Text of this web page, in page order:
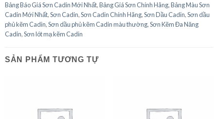
Bảng Báo Giá Sơn Cadin Mới Nhất,Bảng Giá Sơn Chính Hãng,Bảng Màu Sơn
Cadin Mới Nhất,Sơn Cadin,Sơn Cadin Chính Hãng,Sơn Dầu Cadin,Sơn dầu
phủ kẽm Cadin,Sơn dầu phủ kẽm Cadin màu thường,Sơn Kẽm Đa Năng
Cadin,Sơn lót mạ kẽm Cadin
SẢN PHẨM TƯƠNG TỰ